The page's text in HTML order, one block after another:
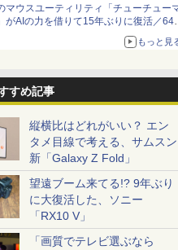
マウスユーティリティ「チューチュー
がAIの力を借りて15年ぶりに復活／
10/11、「Chrome」も走り回
活記念で2026年末まで500円
もっと見
すめ記事
縦横比はどれがいい？ エン
タメ目線で考える、サムスン
新「Galaxy Z Fold」
望遠ブーム来てる!? 9年ぶり
に大復活した、ソニー
「RX10 V」
「画質でテレビ選ぶなら